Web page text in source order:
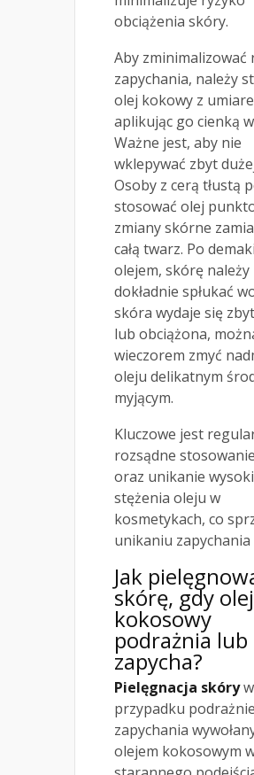
obciążenia skóry.
Aby zminimalizować
zapychania, należy
olej kokowy z
aplikując go cienką
Ważne jest, aby nie
wklepywać zbyt
Osoby z cerą tłustą
stosować olej
zmiany skórne
całą twarz. Po
olejem, skórę należy
dokładnie spłukać
skóra wydaje się
lub obciążona,
wieczorem zmyć
oleju delikatnym
myjącym.
Kluczowe jest
rozsądne
oraz unikanie
stężenia oleju w
kosmetykach, co
unikaniu zapychania
Jak
skórę, gdy olej
kokosowy
podrażnia lub
zapycha?
Pielęgnacja skóryw
przypadku
zapychania
olejem kokosowym